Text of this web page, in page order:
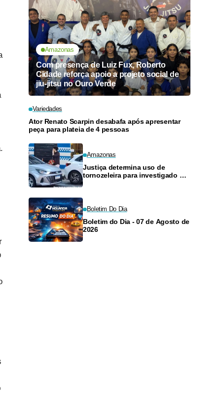
Amazonas
Com presença de Luiz Fux, Roberto
Cidade reforça apoio a projeto social de
jiu-jitsu no Ouro Verde
Variedades
Ator Renato Scarpin desabafa após apresentar
peça para plateia de 4 pessoas
Amazonas
Justiça determina uso de
tornozeleira para investigado por
Boletim Do Dia
Boletim do Dia - 07 de Agosto de
2026